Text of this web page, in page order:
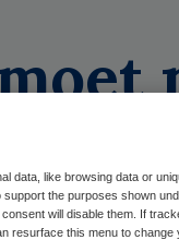
data, like browsing data or
the purposes shown
will disable them. If
resurface this menu to